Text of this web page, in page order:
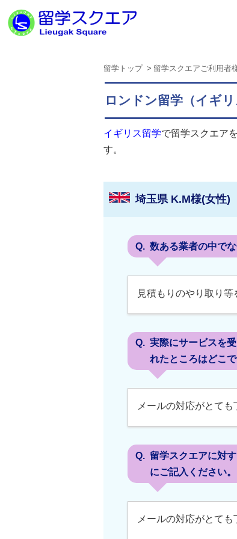
留学トップ 留学スクエアご利用者
ロンドン留学（イギ
イギリス留学で留学スクエア
す。
埼玉県 K.M様(女性)
数ある業者の中で
見積もりのやり取り等
実際にサービスを
れたところはどこ
メールの対応がとて
留学スクエアに対
にご記入ください。
メールの対応がとて